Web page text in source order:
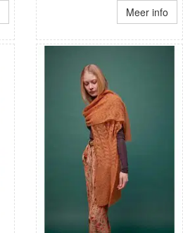
Meer info